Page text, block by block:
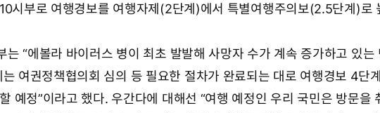
시부로 여행경보를 여행자제(2단계)에서 특별여행주의보(2.5단계)로
는 “에볼라 바이러스 병이 최초 발발해 사망자 수가 계속 증가하고 있는
는 여권정책협의회 심의 등 필요한 절차가 완료되는 대로 여행경보 4단
예정”이라고 했다. 우간다에 대해선 “여행 예정인 우리 국민은 방문을